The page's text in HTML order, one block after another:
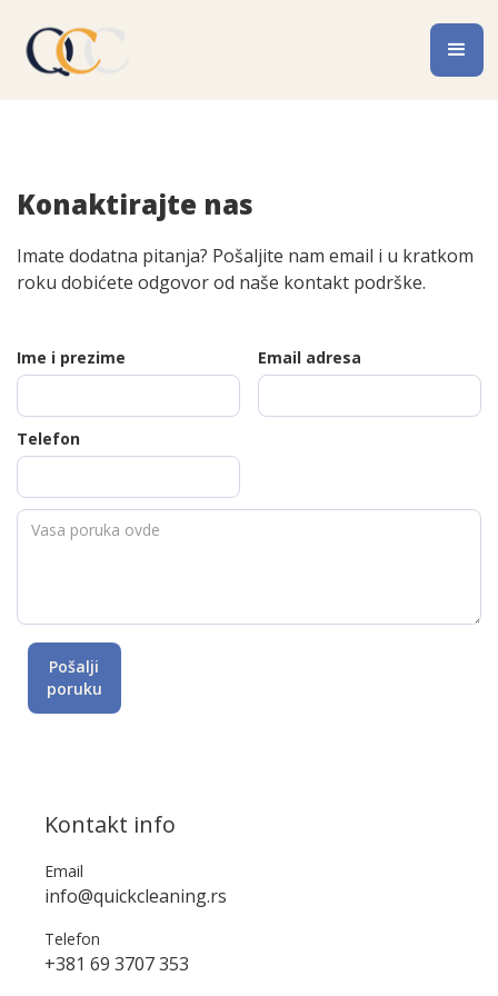
Konaktirajte nas
Imate dodatna pitanja? Pošaljite nam email i u kratkom
roku dobićete odgovor od naše kontakt podrške.
Ime i prezime Email adresa
Telefon
Pošalji
poruku
Kontakt info
Email
info@quickcleaning.rs
Telefon
+381 69 3707 353